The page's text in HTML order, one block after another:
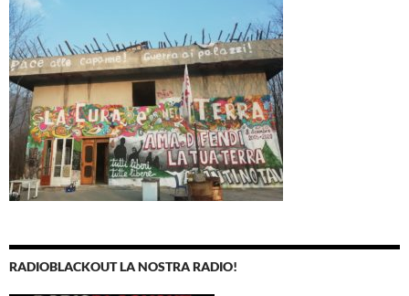
RADIOBLACKOUT LA NOSTRA RADIO!